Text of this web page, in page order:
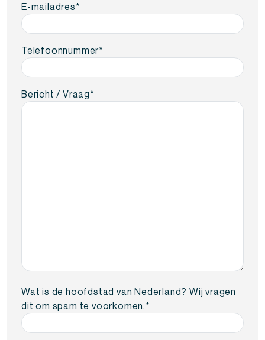
E-mailadres*
Telefoonnummer*
Bericht / Vraag*
Wat is de hoofdstad van Nederland? Wij vragen
dit om spam te voorkomen.*